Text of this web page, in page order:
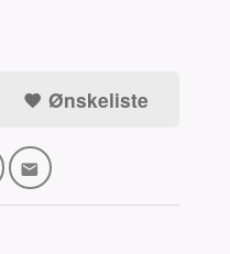
Ønskeliste